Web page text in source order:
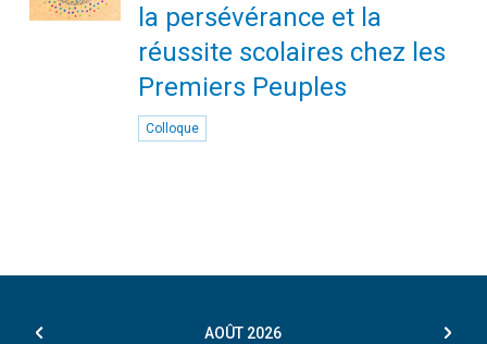
la persévérance et la
réussite scolaires chez les
Premiers Peuples
Colloque
AOÛT 2026